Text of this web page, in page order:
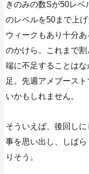
きのみの数Sが50レベ
のレベルを50まで上
ウィークもあり十分
のかけら。これまで
端に不足することは
足。先週アメブース
いかもしれません。
そういえば、後回し
事を思い出し、しば
りそう。